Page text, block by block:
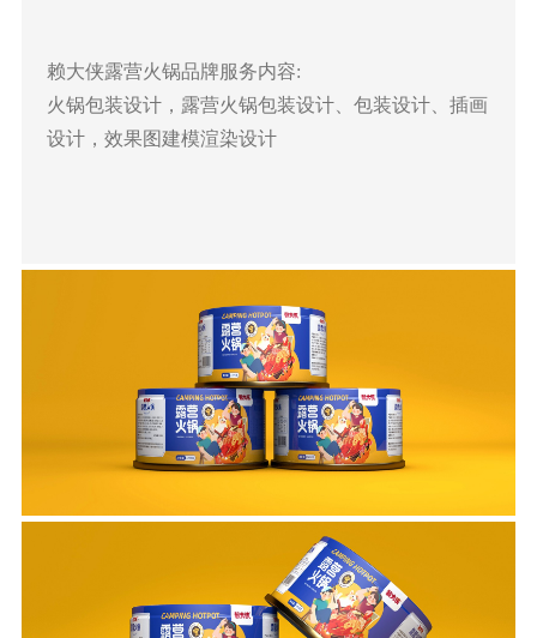
赖大侠露营火锅品牌服务内容:
火锅包装设计，露营火锅包装设计、包装设计、插画
设计，效果图建模渲染设计